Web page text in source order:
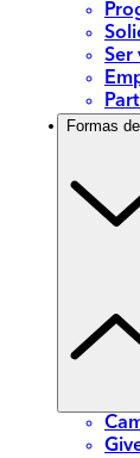
Ser
Formas